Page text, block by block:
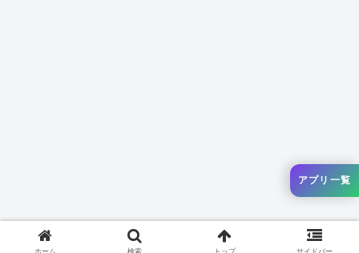
ホーム 検索 トップ サイドバー
アプリ一覧